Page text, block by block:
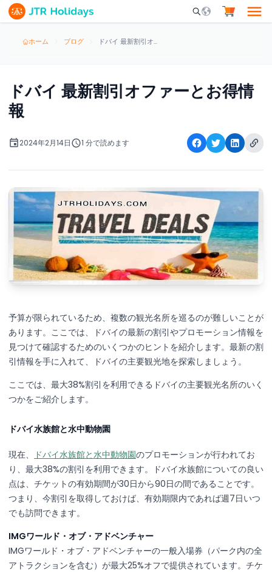
Mobile Search
ホーム ブログ ドバイ 最新割引オファーとお得情報
ドバイ 最新割引オファーとお得情
報
2024年2月14日 1 分で読めます
予算が限られているため、複数の観光名所を巡るのが難しいことが
あります。ここでは、ドバイの最新の割引やプロモーション情報を
見つけて確認するためのいくつかのヒントを紹介します。最新の割
引情報を手に入れて、ドバイの主要観光地を探索しましょう。
ここでは、最大38%割引を利用できるドバイの主要観光名所のいく
つかをご紹介します。
ドバイ水族館と水中動物園
現在、 ドバイ水族館と水中動物園のプロモーションが行われてお
り、最大38%の割引を利用できます。ドバイ水族館についての良い
点は、チケットの有効期間が30日から90日の間であることです。
つまり、今割引を取得しておけば、有効期限内であれば週7日いつ
でも訪問できます。
IMGワールド・オブ・アドベンチャー
IMGワールド・オブ・アドベンチャーの一般入場券（パーク内の全
アトラクションを含む）が最大25%オフで提供されています。チケ